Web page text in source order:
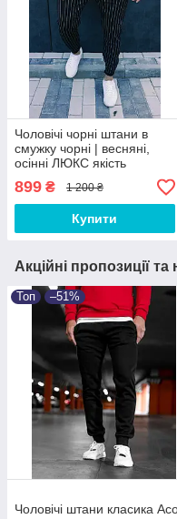
Чоловічі чорні штани в
смужку чорні | весняні,
осінні ЛЮКС якість
899 ₴ 1 200 ₴
Купити
Акційні пропозиції
Топ –51%
Чоловічі штани класика